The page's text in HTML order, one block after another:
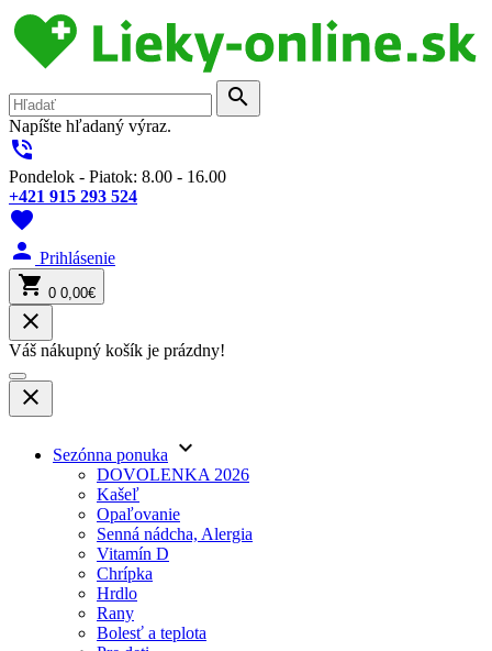
search
Napíšte hľadaný výraz.
phone_in_talk
Pondelok - Piatok: 8.00 - 16.00
+421 915 293 524
favorite
person Prihlásenie
shopping_cart 0 0,00€
close
Váš nákupný košík je prázdny!
close
Sezónna ponuka keyboard_arrow_down
DOVOLENKA 2026
Kašeľ
Opaľovanie
Senná nádcha, Alergia
Vitamín D
Chrípka
Hrdlo
Rany
Bolesť a teplota